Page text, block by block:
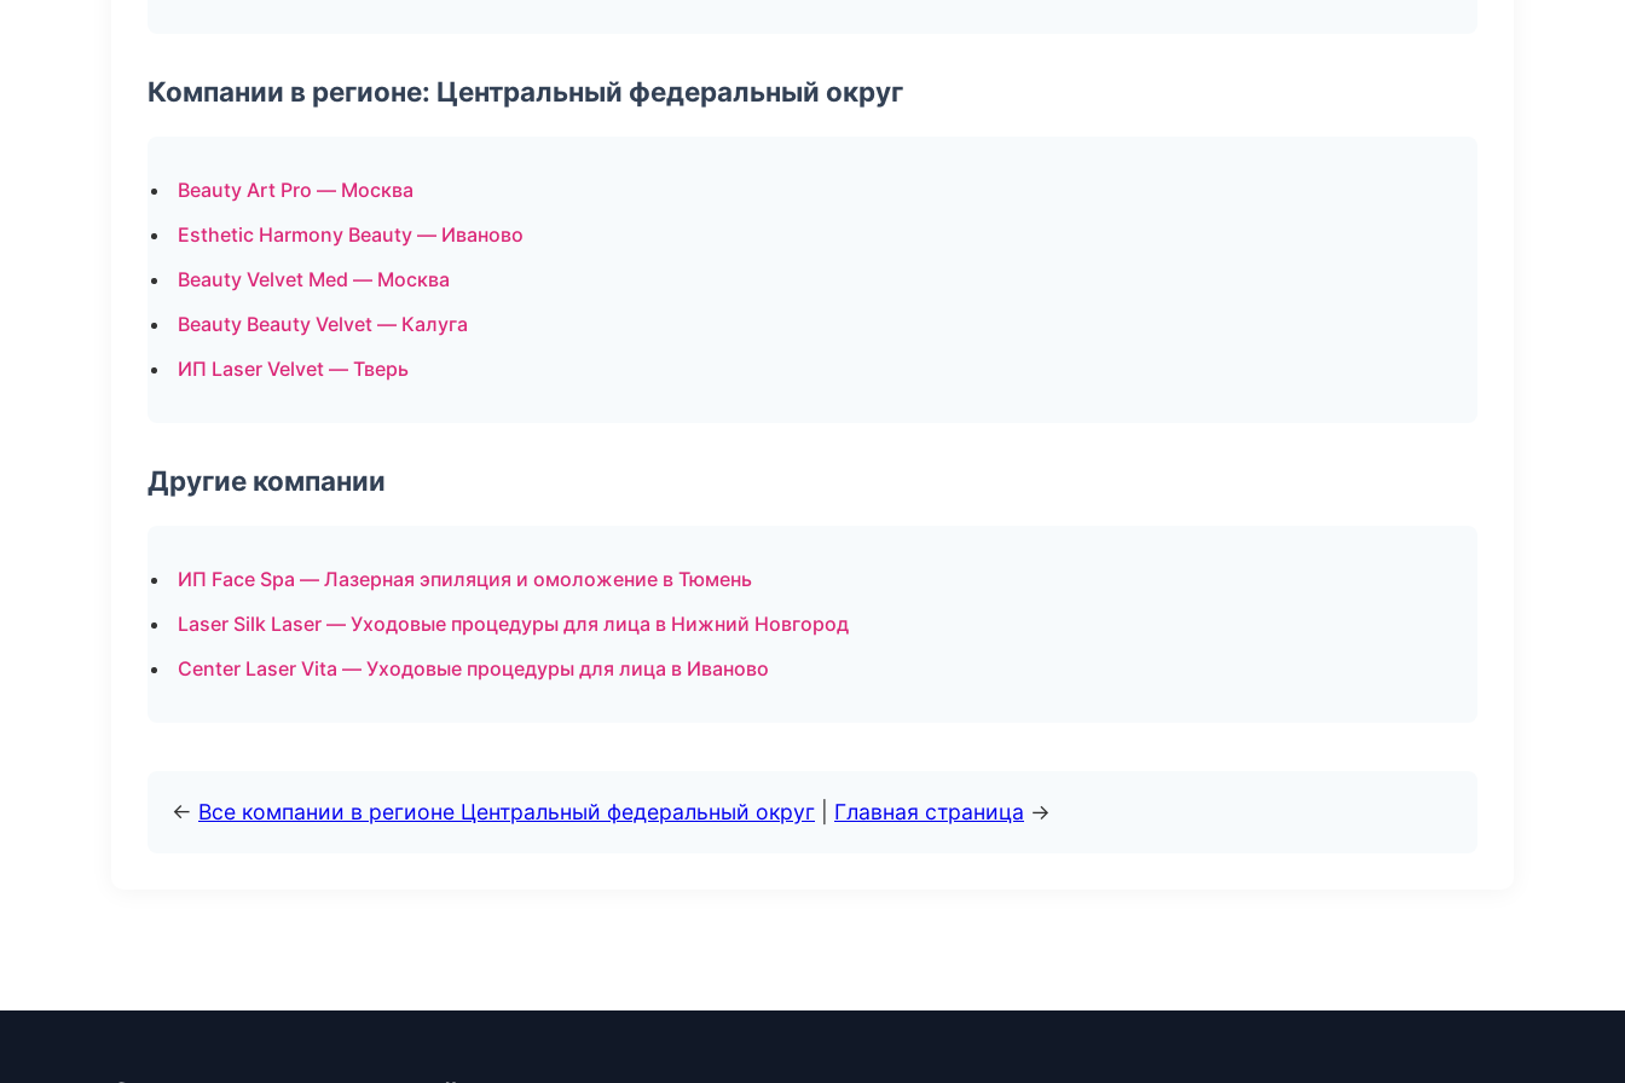
Компании в регионе: Центральный федеральный округ
Beauty Art Pro — Москва
Esthetic Harmony Beauty — Иваново
Beauty Velvet Med — Москва
Beauty Beauty Velvet — Калуга
ИП Laser Velvet — Тверь
Другие компании
ИП Face Spa — Лазерная эпиляция и омоложение в Тюмень
Laser Silk Laser — Уходовые процедуры для лица в Нижний Новгород
Center Laser Vita — Уходовые процедуры для лица в Иваново
← Все компании в регионе Центральный федеральный округ Главная страница →